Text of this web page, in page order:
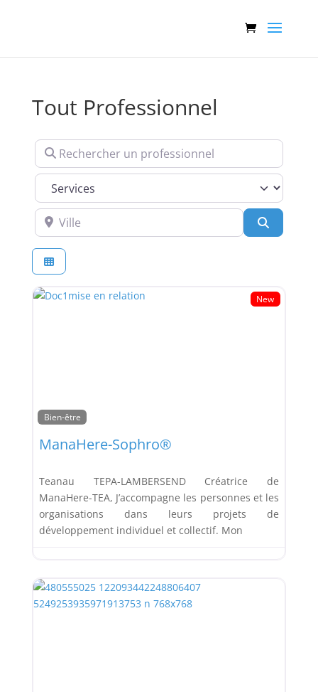
Tout Professionnel
Rechercher un professionnel
Services
Ville
New
Bien-être
ManaHere-Sophro®
Teanau TEPA-LAMBERSEND Créatrice de
ManaHere-TEA, J’accompagne les personnes et les
organisations dans leurs projets de
développement individuel et collectif. Mon